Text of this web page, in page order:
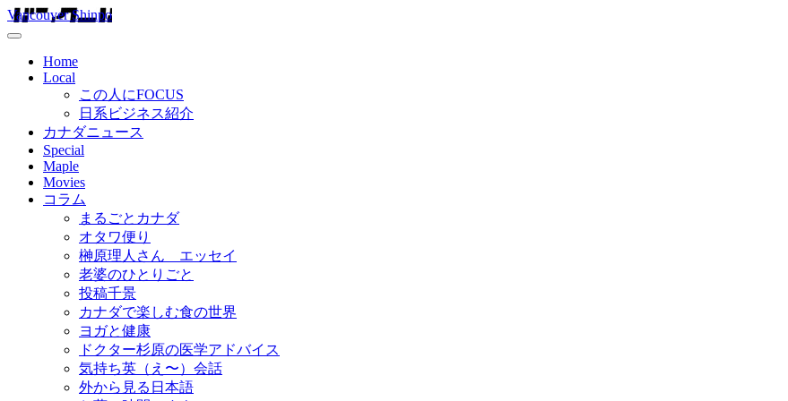
Vancouver Shinpo
Home
Local
この人にFOCUS
日系ビジネス紹介
カナダニュース
Special
Maple
Movies
コラム
まるごとカナダ
オタワ便り
榊原理人さん エッセイ
老婆のひとりごと
投稿千景
カナダで楽しむ食の世界
ヨガと健康
ドクター杉原の医学アドバイス
気持ち英（え〜）会話
外から見る日本語